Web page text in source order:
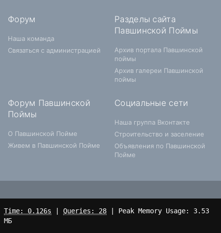
Форум
Наша команда
Связаться с администрацией
Разделы сайта
Павшинской Поймы
Архив портала Павшинской
поймы
Архив галереи Павшинской
поймы
Форум Павшинской
Поймы
О Павшинской Пойме
Живем в Павшинской Пойме
Социальные сети
Наша группа Вконтакте
Строительство и заселение
Объявления по Павшинской
Пойме
Time: 0.126s Queries: 28 | Peak Memory Usage: 3.53
МБ